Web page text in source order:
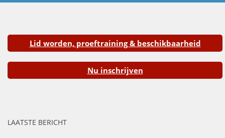
Lid worden, proeftraining & beschikbaarheid
Nu inschrijven
LAATSTE BERICHT